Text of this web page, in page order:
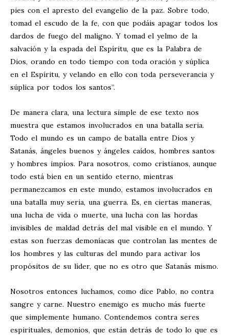
pies con el apresto del evangelio de la paz. Sobre todo,
tomad el escudo de la fe, con que podáis apagar todos los
dardos de fuego del maligno. Y tomad el yelmo de la
salvación y la espada del Espíritu, que es la Palabra de
Dios, orando en todo tiempo con toda oración y súplica
en el Espíritu, y velando en ello con toda perseverancia y
súplica por todos los santos”.
De manera clara, una lectura simple de ese texto nos
muestra que estamos involucrados en una batalla seria.
Todo el mundo es un campo de batalla entre Dios y
Satanás, ángeles buenos y ángeles caídos, hombres santos
y hombres impíos. Para nosotros, como cristianos, aunque
todo está bien en un sentido eterno, mientras
permanezcamos en este mundo, estamos involucrados en
una batalla muy seria, una guerra. Es, en ciertas maneras,
una lucha de vida o muerte, una lucha con las hordas
invisibles de maldad detrás del mal visible en el mundo. Y
estas son fuerzas demoníacas que controlan las mentes de
los hombres y las culturas del mundo para activar los
propósitos de su líder, que no es otro que Satanás mismo.
Nosotros entonces luchamos, como dice Pablo, no contra
sangre y carne. Nuestro enemigo es mucho más fuerte
que simplemente humano. Contendemos contra seres
espirituales, demonios, que están detrás de todo lo que es